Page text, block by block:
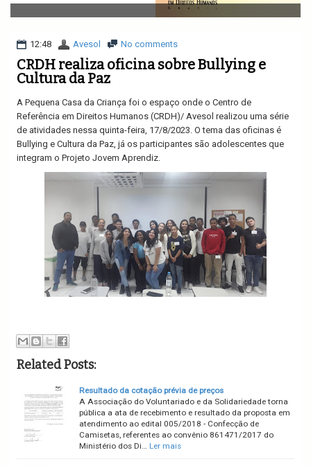
v
i
a
i
12:48 Avesol No comments
CRDH realiza oficina sobre Bullying e
Cultura da Paz
A Pequena Casa da Criança foi o espaço onde o Centro de
Referência em Direitos Humanos (CRDH)/ Avesol realizou uma série
de atividades nessa quinta-feira, 17/8/2023. O tema das oficinas é
Bullying e Cultura da Paz, já os participantes são adolescentes que
integram o Projeto Jovem Aprendiz.
Related Posts:
Resultado da cotação prévia de preços
A Associação do Voluntariado e da Solidariedade torna
pública a ata de recebimento e resultado da proposta em
atendimento ao edital 005/2018 - Confecção de
Camisetas, referentes ao convênio 861471/2017 do
Ministério dos Di… Ler mais